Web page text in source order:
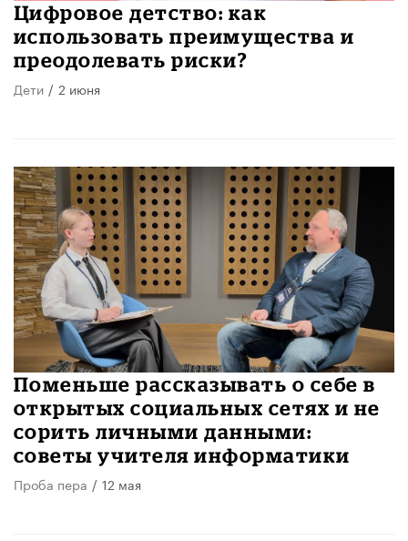
​Цифровое детство: как
использовать преимущества и
преодолевать риски?
Дети / 2 июня
Поменьше рассказывать о себе в
открытых социальных сетях и не
сорить личными данными:
советы учителя информатики
Проба пера / 12 мая